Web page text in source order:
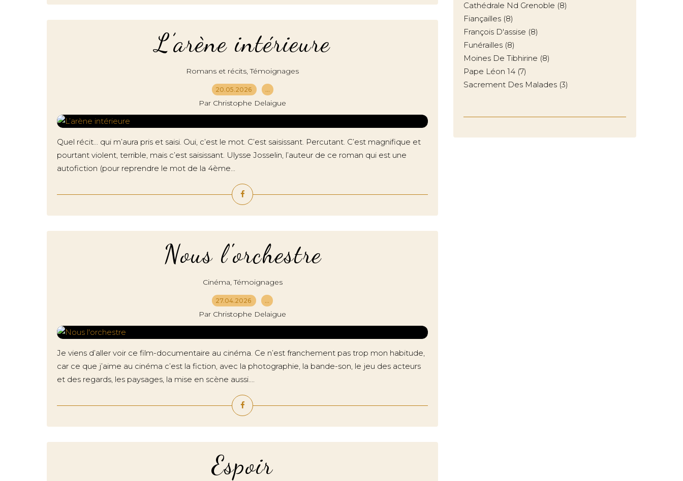
L’arène intérieure
Romans et récits,Témoignages
20.05.2026 …
Par Christophe Delaigue
Quel récit... qui m’aura pris et saisi. Oui, c’est le mot. C’est saisissant. Percutant. C’est magnifique et
pourtant violent, terrible, mais c’est saisissant. Ulysse Josselin, l’auteur de ce roman qui est une
autofiction (pour reprendre le mot de la 4ème...
Nous l'orchestre
Cinéma,Témoignages
27.04.2026 …
Par Christophe Delaigue
Je viens d’aller voir ce film-documentaire au cinéma. Ce n’est franchement pas trop mon habitude,
car ce que j’aime au cinéma c’est la fiction, avec la photographie, la bande-son, le jeu des acteurs
et des regards, les paysages, la mise en scène aussi....
Espoir
Cathédrale Nd Grenoble (8)
Fiançailles (8)
François D'assise (8)
Funérailles (8)
Moines De Tibhirine (8)
Pape Léon 14 (7)
Sacrement Des Malades (3)